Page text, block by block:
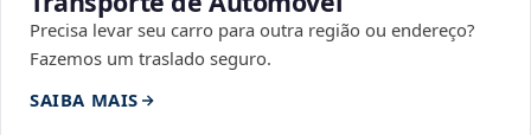
Precisa levar seu carro para outra região ou endereço?
Fazemos um traslado seguro.
SAIBA MAIS